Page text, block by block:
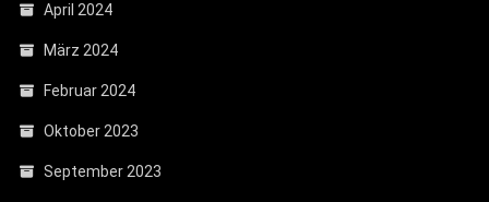
April 2024
März 2024
Februar 2024
Oktober 2023
September 2023